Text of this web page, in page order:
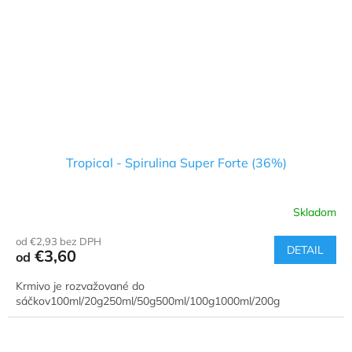
Tropical - Spirulina Super Forte (36%)
Skladom
od €2,93 bez DPH
od €3,60 DETAIL
Krmivo je rozvažované do
sáčkov100ml/20g250ml/50g500ml/100g1000ml/200g